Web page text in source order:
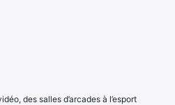
des salles d’arcades à l’esport